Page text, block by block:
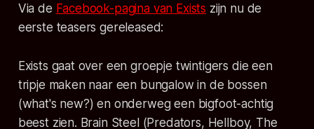
Via de Facebook-pagina van Exists zijn nu de
eerste teasers gereleased:
Exists gaat over een groepje twintigers die een
tripje maken naar een bungalow in de bossen
(what's new?) en onderweg een bigfoot-achtig
beest zien. Brain Steel (Predators, Hellboy, The